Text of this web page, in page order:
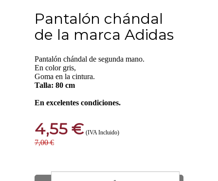
Pantalón chándal
de la marca Adidas
Pantalón chándal de segunda mano.
En color gris,
Goma en la cintura.
Talla: 80 cm
En excelentes condiciones.
4,55 € (IVA Incluido)
7,00 €